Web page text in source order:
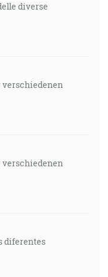
diverse
verschiedenen
verschiedenen
diferentes